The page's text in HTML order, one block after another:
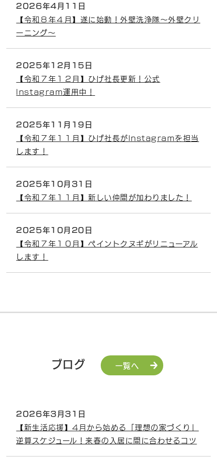
2026年4月11日
【令和８年４月】遂に始動！外壁洗浄隊～外壁クリ
ーニング～
2025年12月15日
【令和７年１２月】ひげ社長更新！公式
Instagram運用中！
2025年11月19日
【令和７年１１月】ひげ社長がInstagramを担当
します！
2025年10月31日
【令和７年１１月】新しい仲間が加わりました！
2025年10月20日
【令和７年１０月】ペイントクヌギがリニューアル
します！
ブログ 一覧へ
2026年3月31日
【新生活応援】4月から始める「理想の家づくり」
逆算スケジュール！来春の入居に間に合わせるコツ